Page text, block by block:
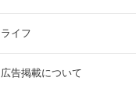
ライフ
広告掲載について